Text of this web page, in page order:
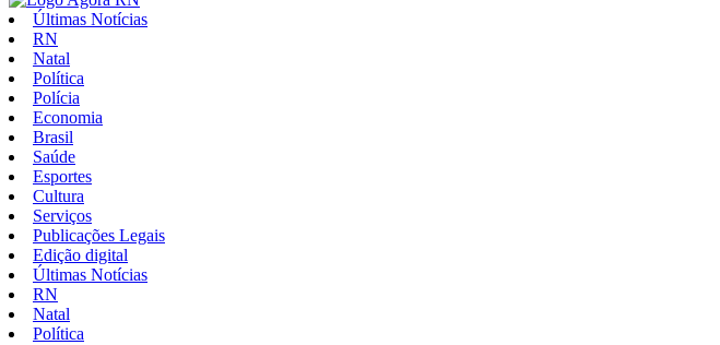
Últimas Notícias
RN
Natal
Política
Polícia
Economia
Brasil
Saúde
Esportes
Cultura
Serviços
Publicações Legais
Edição digital
Últimas Notícias
RN
Natal
Política